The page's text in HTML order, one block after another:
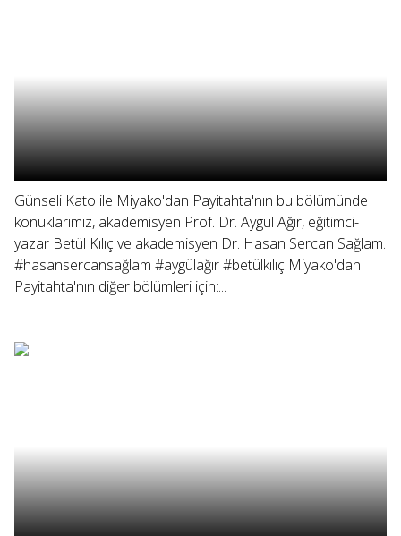
Günseli Kato ile Miyako'dan Payitahta'nın bu bölümünde
konuklarımız, akademisyen Prof. Dr. Aygül Ağır, eğitimci-
yazar Betül Kılıç ve akademisyen Dr. Hasan Sercan Sağlam.
#hasansercansağlam #aygülağır #betülkılıç Miyako'dan
Payitahta'nın diğer bölümleri için:...